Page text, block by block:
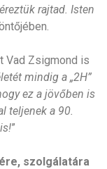
rajtad. Isten
Vad Zsigmond is
mindig a „2H”
ez a jövőben is
teljenek a 90.
”
szolgálatára